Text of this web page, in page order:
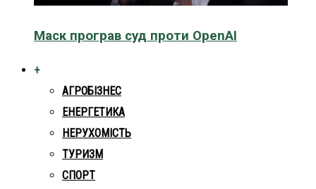
Маск програв суд проти OpenAI
+
АГРОБІЗНЕС
ЕНЕРГЕТИКА
НЕРУХОМІСТЬ
ТУРИЗМ
СПОРТ